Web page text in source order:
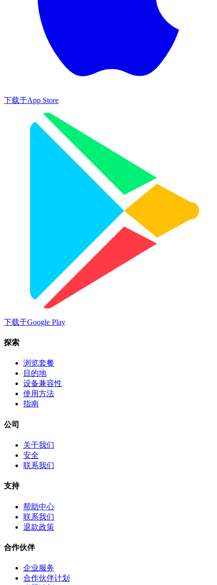
下载于App Store
下载于Google Play
探索
浏览套餐
目的地
设备兼容性
使用方法
指南
公司
关于我们
安全
联系我们
支持
帮助中心
联系我们
退款政策
合作伙伴
企业服务
合作伙伴计划